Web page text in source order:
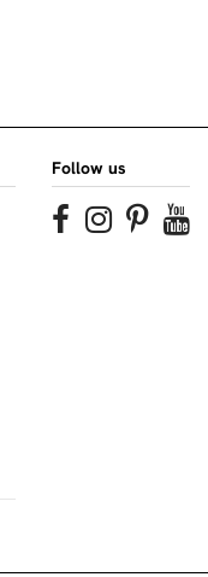
Follow us